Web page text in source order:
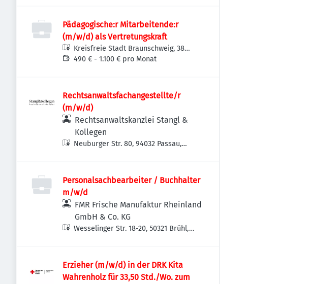
Pädagogische:r Mitarbeitende:r
(m/w/d) als Vertretungskraft
Kreisfreie Stadt Braunschweig, 38
Braunschweig, Deutschland
490 € - 1.100 € pro Monat
Rechtsanwaltsfachangestellte/r
(m/w/d)
Rechtsanwaltskanzlei Stangl &
Kollegen
Neuburger Str. 80, 94032 Passau,
Personalsachbearbeiter / Buchhalter
m/w/d
FMR Frische Manufaktur Rheinland
GmbH & Co. KG
Wesselinger Str. 18-20, 50321 Brühl,
Erzieher (m/w/d) in der DRK Kita
Wahrenholz für 33,50 Std./Wo. zum